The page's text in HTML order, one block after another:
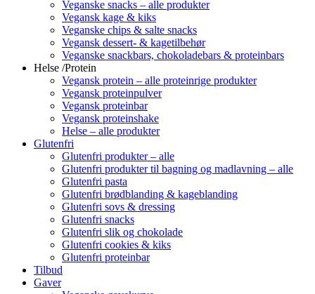
Veganske snacks – alle produkter
Vegansk kage & kiks
Veganske chips & salte snacks
Vegansk dessert- & kagetilbehør
Veganske snackbars, chokoladebars & proteinbars
Helse /Protein
Vegansk protein – alle proteinrige produkter
Vegansk proteinpulver
Vegansk proteinbar
Vegansk proteinshake
Helse – alle produkter
Glutenfri
Glutenfri produkter – alle
Glutenfri produkter til bagning og madlavning – alle
Glutenfri pasta
Glutenfri brødblanding & kageblanding
Glutenfri sovs & dressing
Glutenfri snacks
Glutenfri slik og chokolade
Glutenfri cookies & kiks
Glutenfri proteinbar
Tilbud
Gaver